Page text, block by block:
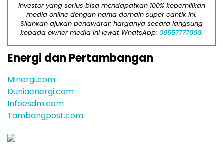
Investor yang serius bisa mendapatkan 100% kepemilikan
media online dengan nama domain super cantik ini.
Silahkan ajukan penawaran harganya secara langsung
kepada owner media ini lewat WhatsApp: 08557777888.
Energi dan Pertambangan
Minergi.com
Duniaenergi.com
Infoesdm.com
Tambangpost.com